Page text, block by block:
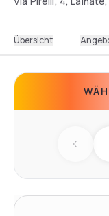
Übersicht